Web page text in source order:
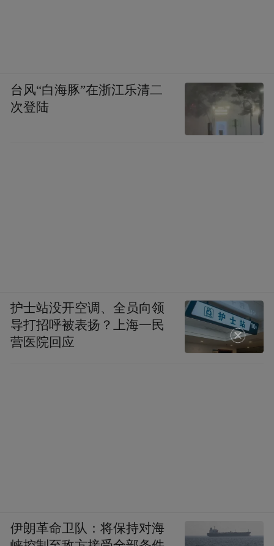
台风“白海豚”在浙江乐清二
次登陆
护士站没开空调、全员向领
导打招呼被表扬？上海一民
营医院回应
伊朗革命卫队：将保持对海